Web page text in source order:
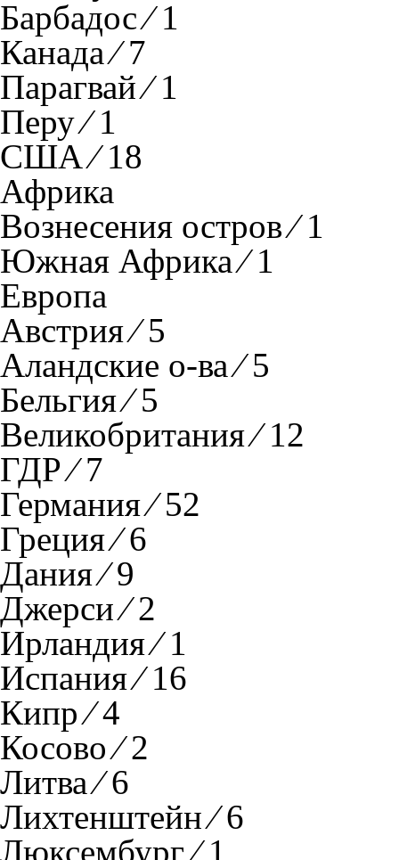
Барбадос ⁄ 1
Канада ⁄ 7
Парагвай ⁄ 1
Перу ⁄ 1
США ⁄ 18
Африка
Вознесения остров ⁄ 1
Южная Африка ⁄ 1
Европа
Австрия ⁄ 5
Аландские о-ва ⁄ 5
Бельгия ⁄ 5
Великобритания ⁄ 12
ГДР ⁄ 7
Германия ⁄ 52
Греция ⁄ 6
Дания ⁄ 9
Джерси ⁄ 2
Ирландия ⁄ 1
Испания ⁄ 16
Кипр ⁄ 4
Косово ⁄ 2
Литва ⁄ 6
Лихтенштейн ⁄ 6
Люксембург ⁄ 1